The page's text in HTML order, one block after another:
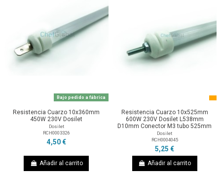
Bajo pedido a fábrica
Resistencia Cuarzo 10x360mm
450W 230V Dosilet
Dosilet
RCH0003326
4,50 €
Añadir al carrito
Resistencia Cuarzo 10x525mm
600W 230V Dosilet L538mm
D10mm Conector M3 tubo 525mm
Dosilet
RCH0004045
5,25 €
Añadir al carrito